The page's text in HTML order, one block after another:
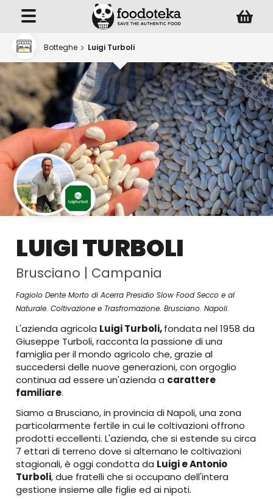
Botteghe Luigi Turboli
LUIGI TURBOLI
Brusciano | Campania
Fagiolo Dente Morto di Acerra Presidio Slow Food Secco e al
Naturale. Coltivazione e Trasfromazione. Brusciano. Napoli.
L'azienda agricola Luigi Turboli,fondata nel 1958 da
Giuseppe Turboli, racconta la passione di una
famiglia per il mondo agricolo che, grazie al
succedersi delle nuove generazioni, con orgoglio
continua ad essere un'azienda a carattere
familiare.
Siamo a Brusciano, in provincia di Napoli, una zona
particolarmente fertile in cui le coltivazioni offrono
prodotti eccellenti. L'azienda, che si estende su circa
7 ettari di terreno dove si alternano le coltivazioni
stagionali, è oggi condotta da Luigi e Antonio
Turboli, due fratelli che si occupano dell'intera
gestione insieme alle figlie ed ai nipoti.